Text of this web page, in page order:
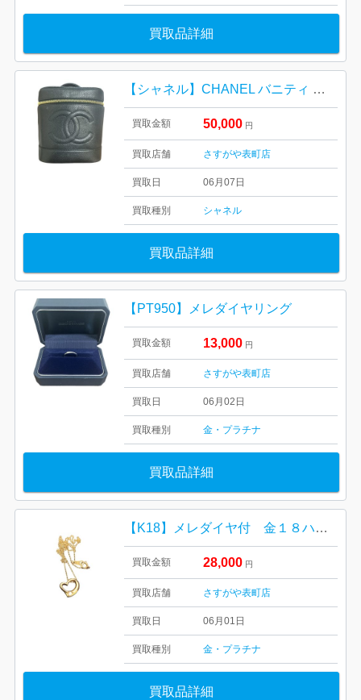
買取品詳細
【シャネル】CHANEL バニティ キャビア
買取金額 50,000 円
買取店舗 さすがや表町店
買取日 06月07日
買取種別 シャネル
買取品詳細
【PT950】メレダイヤリング
買取金額 13,000 円
買取店舗 さすがや表町店
買取日 06月02日
買取種別 金・プラチナ
買取品詳細
【K18】メレダイヤ付 金１８ハート型ネックレス
買取金額 28,000 円
買取店舗 さすがや表町店
買取日 06月01日
買取種別 金・プラチナ
買取品詳細